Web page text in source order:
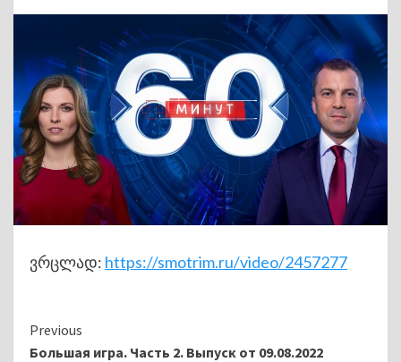
ვრცლად: https://smotrim.ru/video/2457277
Continue
Previous
Большая игра. Часть 2. Выпуск от 09.08.2022